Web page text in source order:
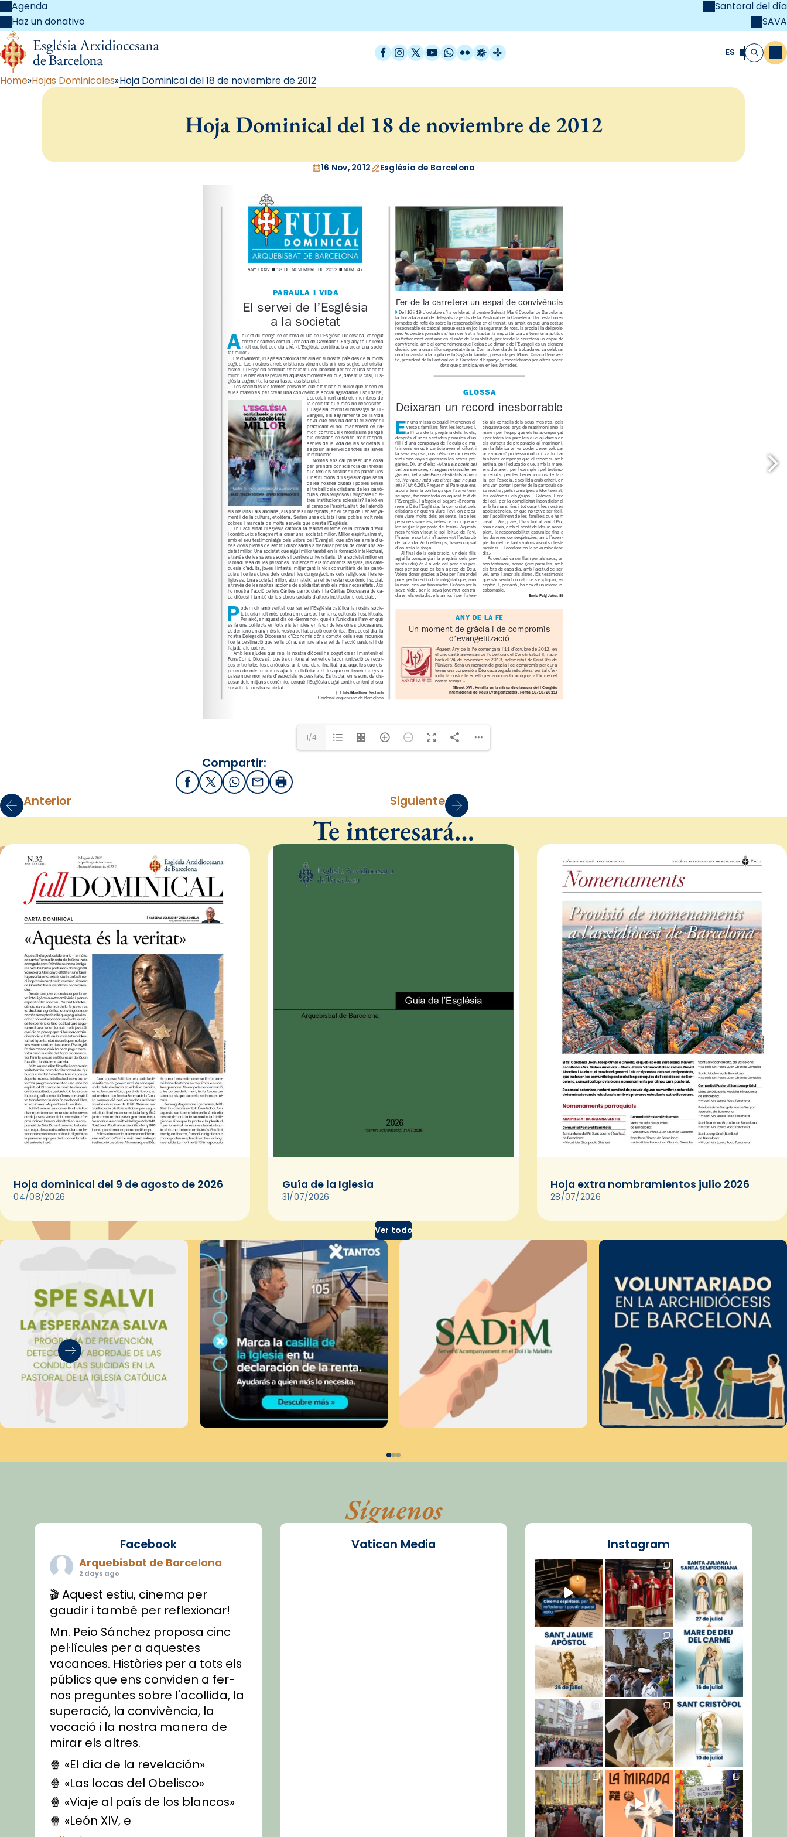
Agenda
Haz un donativo
Santoral del día
SAVA
Facebook
Instagram
X / Twitter
YouTube
WhatsApp
FlickrRadio Estel
Catalunya Cristiana ES Buscar
Home Hojas Dominicales Hoja Dominical del 18 de noviembre de 2012
Hoja Dominical del 18 de noviembre de 2012
16 Nov, 2012 Església de Barcelona
1/4
Compartir:
FacebookX / Twitter
WhatsApp
EmailImprimir
Anterior Siguiente
Te interesará…
Hoja dominical del 9 de agosto de 2026
04/08/2026
Guía de la Iglesia
31/07/2026
Hoja extra nombramientos julio 2026
28/07/2026
Ver todo
Síguenos
Facebook
Arquebisbat de Barcelona
2 days ago
🎬 Aquest estiu, cinema per
gaudir i també per reflexionar!
Mn. Peio Sánchez proposa cinc
pel·lícules per a aquestes
vacances. Històries per a tots els
públics que ens conviden a fer-
nos preguntes sobre l'acollida, la
superació, la convivència, la
vocació i la nostra manera de
mirar els altres.
🍿 «El día de la revelación»
🍿 «Las locas del Obelisco»
🍿 «Viaje al país de los blancos»
🍿 «León XIV, e
Vatican Media Instagram